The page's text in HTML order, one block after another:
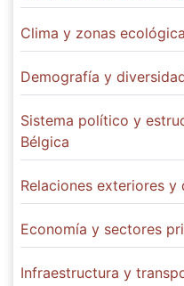
Clima y zonas
Demografía y
Sistema político y
Bélgica
Relaciones exteriores
Economía y sectores
Infraestructura y